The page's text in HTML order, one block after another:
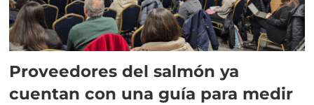
Proveedores del salmón ya
cuentan con una guía para medir